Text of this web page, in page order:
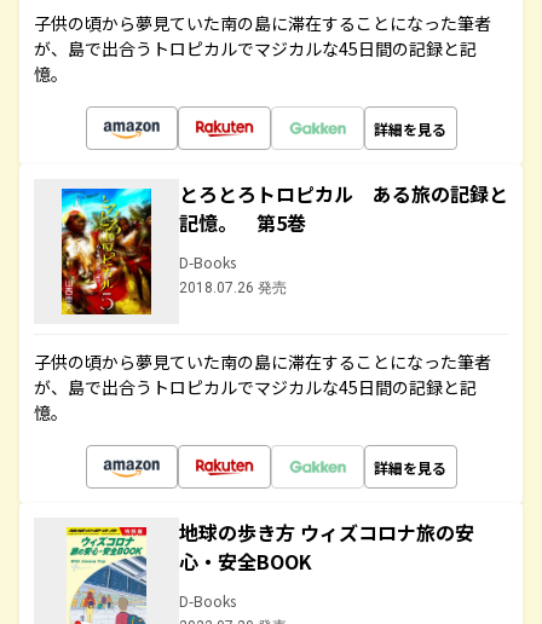
子供の頃から夢見ていた南の島に滞在することになった筆者
が、島で出合うトロピカルでマジカルな45日間の記録と記
憶。
詳細を見る
とろとろトロピカル ある旅の記録と
記憶。 第5巻
D-Books
2018.07.26 発売
子供の頃から夢見ていた南の島に滞在することになった筆者
が、島で出合うトロピカルでマジカルな45日間の記録と記
憶。
詳細を見る
地球の歩き方 ウィズコロナ旅の安
心・安全BOOK
D-Books